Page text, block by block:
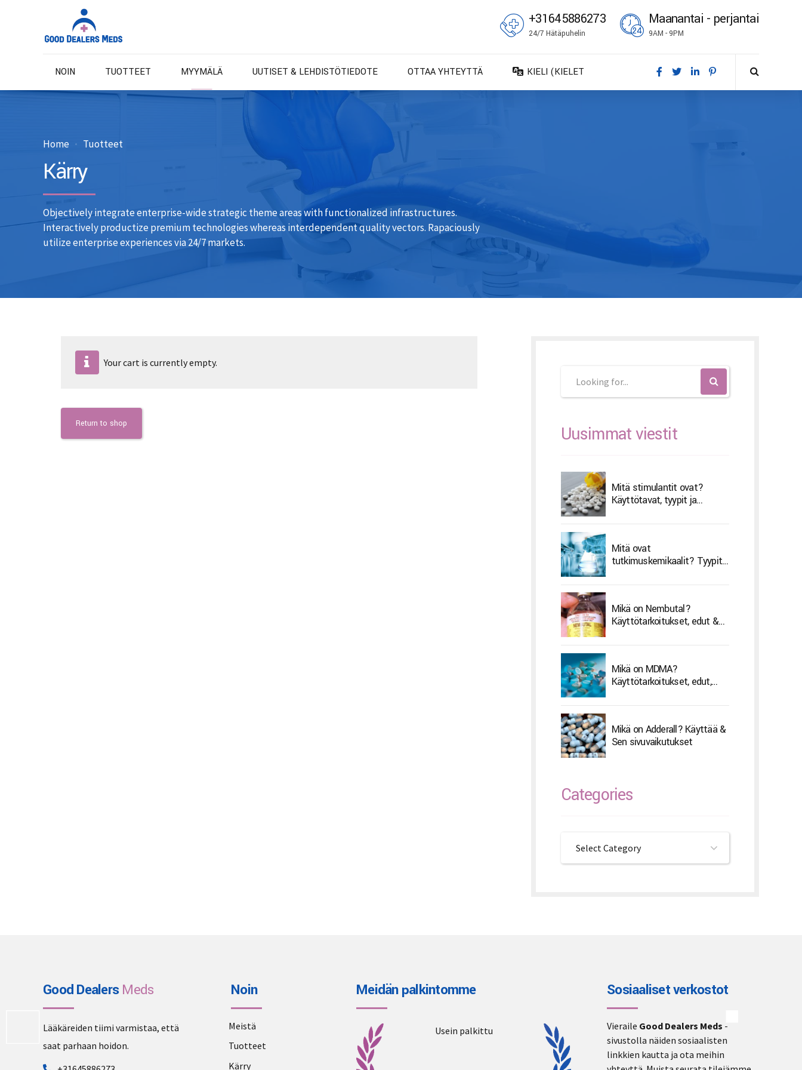
+31645886273
24/7 Hätäpuhelin
Maanantai - perjantai
9AM - 9PM
NOIN TUOTTEET MYYMÄLÄ UUTISET & LEHDISTÖTIEDOTE OTTAA YHTEYTTÄ
KIELI (KIELET
IT – Italiano
NO – Norsk bokmål
Home Tuotteet
Kärry
Objectively integrate enterprise-wide strategic theme areas with functionalized infrastructures.
Interactively productize premium technologies whereas interdependent quality vectors. Rapaciously
utilize enterprise experiences via 24/7 markets.
Your cart is currently empty.
Return to shop Uusimmat viestit
Mitä stimulantit ovat?
Käyttötavat, tyypit ja
Mitä ovat
tutkimuskemikaalit? Tyypit
Mikä on Nembutal?
Käyttötarkoitukset, edut &
Mikä on MDMA?
Käyttötarkoitukset, edut,
Mikä on Adderall? Käyttää &
Sen sivuvaikutukset
Categories
Select Category
Good DealersMeds
Lääkäreiden tiimi varmistaa, että
saat parhaan hoidon.
Noin
Meistä
Tuotteet
Kärry
Meidän palkintomme
Usein palkittu
Sosiaaliset verkostot
Vieraile Good Dealers Meds -
sivustolla näiden sosiaalisten
linkkien kautta ja ota meihin